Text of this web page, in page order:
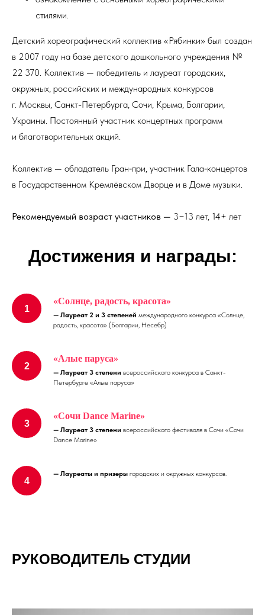
стилями.
Детский хореографический коллектив «Рябинки» был создан
в 2007 году на базе детского дошкольного учреждения №
22 370. Коллектив — победитель и лауреат городских,
окружных, российских и международных конкурсов
г. Москвы, Санкт-Петербурга, Сочи, Крыма, Болгарии,
Украины. Постоянный участник концертных программ
и благотворительных акций.
Коллектив — обладатель Гран‑при, участник Гала‑концертов
в Государственном Кремлёвском Дворце и в Доме музыки.
Рекомендуемый возраст участников — 3−13 лет, 14+ лет
Достижения и награды:
«Солнце, радость, красота»
— Лауреат 2 и 3 степеней международного конкурса «Солнце,
радость, красота» (Болгарии, Несебр)
«Алые паруса»
— Лауреат 3 степени всероссийского конкурса в Санкт-
Петербурге «Алые паруса»
«Сочи Dance Marine»
— Лауреат 3 степени всероссийского фестиваля в Сочи «Сочи
Dance Marine»
— Лауреаты и призеры городских и окружных конкурсов.
РУКОВОДИТЕЛЬ СТУДИИ